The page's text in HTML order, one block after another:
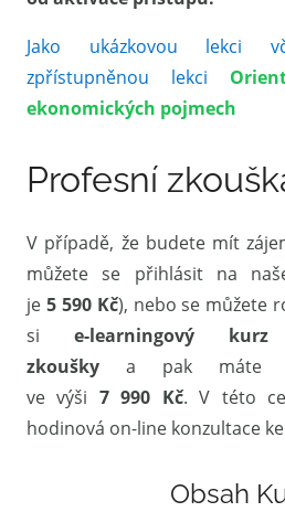
Jako ukázkovou lekci
zpřístupněnou lekci
ekonomických pojmech
Profesní
V případě, že budete mít
můžete se přihlásit na
je 5 590 Kč), nebo se můžete
si e-learningový
zkoušky a pak máte
ve výši 7 990 Kč. V této
hodinová on-line konzultace
Obsah